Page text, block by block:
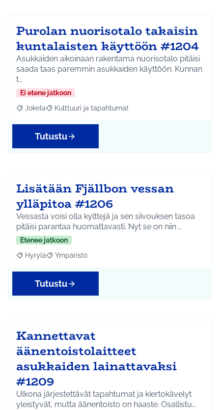
Purolan nuorisotalo takaisin
kuntalaisten käyttöön #1204
Asukkaiden aikoinaan rakentama nuorisotalo pitäisi
saada taas paremmin asukkaiden käyttöön. Kunnan
t…
Ei etene jatkoon
Rajaa tulokset aihepiirin mukaan: Jokela
Jokela Rajaa tulokset teeman mukaan: Kulttuuri ja
Kulttuuri ja tapahtumat
Tutustu
Lisätään Fjällbon vessan
ylläpitoa #1206
Vessasta voisi olla kylttejä ja sen siivouksen tasoa
pitäisi parantaa huomattavasti. Nyt se on niin …
Etenee jatkoon
Rajaa tulokset aihepiirin mukaan: Hyrylä
Hyrylä Rajaa tulokset teeman mukaan: Ympäristö
Ympäristö
Tutustu
Kannettavat
äänentoistolaitteet
asukkaiden lainattavaksi
#1209
Ulkona järjestettävät tapahtumat ja kiertokävelyt
yleistyvät, mutta äänentoisto on haaste. Osallistu…